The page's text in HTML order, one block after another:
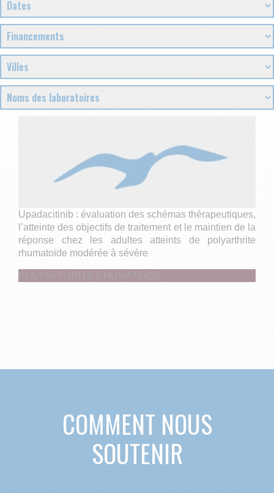
Upadacitinib : évaluation des schémas thérapeutiques,
l’atteinte des objectifs de traitement et le maintien de la
réponse chez les adultes atteints de polyarthrite
rhumatoïde modérée à sévère
COMMENT NOUS
SOUTENIR